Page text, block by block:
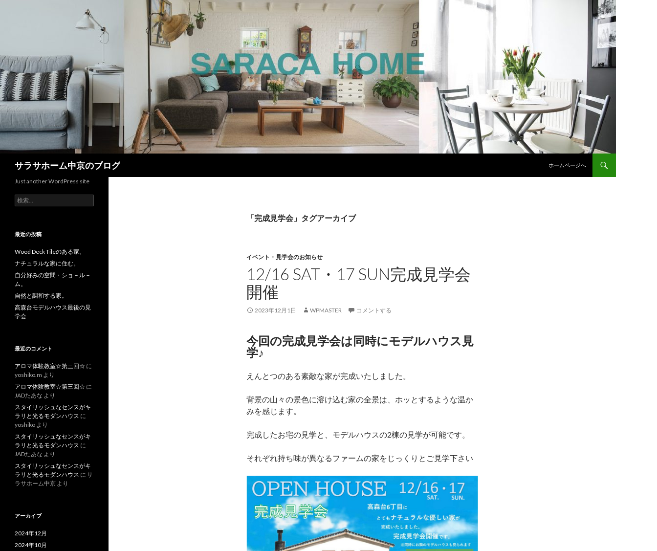
サラサホーム中京のブログ
ホームページへ
「完成見学会」タグアーカイブ
イベント・見学会のお知らせ
12/16 SAT・17 SUN完成見学会
開催
2023年12月1日 WPMASTER コメントする
今回の完成見学会は同時にモデルハウス見
学♪
えんとつのある素敵な家が完成いたしました。
背景の山々の景色に溶け込む家の全景は、ホッとするような温か
みを感じます。
完成したお宅の見学と、モデルハウスの2棟の見学が可能です。
それぞれ持ち味が異なるファームの家をじっくりとご見学下さい
Just another WordPress site
検
索:
最近の投稿
Wood Deck Tileのある家。
ナチュラルな家に住む。
自分好みの空間・ショ－ル－
ム。
自然と調和する家。
高森台モデルハウス最後の見
学会
最近のコメント
アロマ体験教室☆第三回☆ に
yoshiko.m より
アロマ体験教室☆第三回☆ に
JADたあな より
スタイリッシュなセンスがキ
ラリと光るモダンハウス に
yoshiko より
スタイリッシュなセンスがキ
ラリと光るモダンハウス に
JADたあな より
スタイリッシュなセンスがキ
ラリと光るモダンハウス に サ
ラサホーム中京 より
アーカイブ
2024年12月
2024年10月